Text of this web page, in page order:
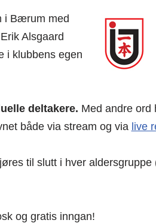
i Bærum med
Alsgaard
i klubbens egen
deltakere. Med andre ord
både via stream og via live
til slutt i hver aldersgruppe
og gratis inngan!